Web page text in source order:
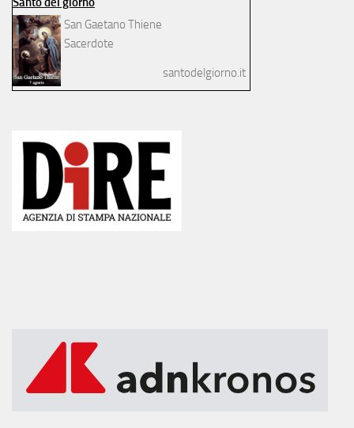
San Gaetano Thiene
Sacerdote
santodelgiorno.it